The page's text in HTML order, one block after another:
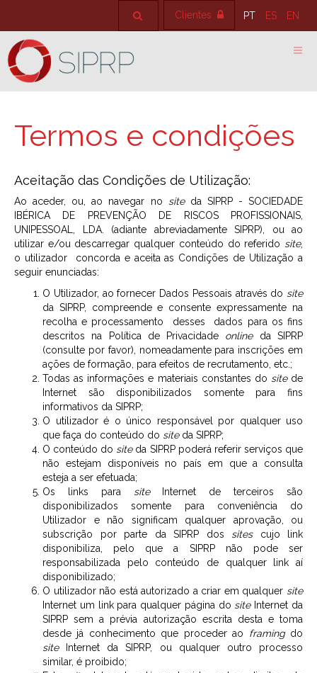
PT ES EN
Clientes
Termos e condições
Aceitação das Condições de Utilização:
Ao aceder, ou, ao navegar no siteda SIPRP - SOCIEDADE
IBÉRICA DE PREVENÇÃO DE RISCOS PROFISSIONAIS,
UNIPESSOAL, LDA. (adiante abreviadamente SIPRP), ou ao
utilizar e/ou descarregar qualquer conteúdo do referido site,
o utilizador concorda e aceita as Condições de Utilização a
seguir enunciadas:
O Utilizador, ao fornecer Dados Pessoais através do site
da SIPRP, compreende e consente expressamente na
recolha e processamento desses dados para os fins
descritos na Política de Privacidade onlineda SIPRP
(consulte por favor), nomeadamente para inscrições em
ações de formação, para efeitos de recrutamento, etc.;
Todas as informações e materiais constantes do sitede
Internet são disponibilizados somente para fins
informativos da SIPRP;
O utilizador é o único responsável por qualquer uso
que faça do conteúdo do siteda SIPRP;
O conteúdo do siteda SIPRP poderá referir serviços que
não estejam disponíveis no país em que a consulta
esteja a ser efetuada;
Os links para siteInternet de terceiros são
disponibilizados somente para conveniência do
Utilizador e não significam qualquer aprovação, ou
subscrição por parte da SIPRP dos sitescujo link
disponibiliza, pelo que a SIPRP não pode ser
responsabilizada pelo conteúdo de qualquer link aí
disponibilizado;
O utilizador não está autorizado a criar em qualquer site
Internet um link para qualquer página do siteInternet da
SIPRP sem a prévia autorização escrita desta e toma
desde já conhecimento que proceder ao framingdo
siteInternet da SIPRP, ou qualquer outro processo
similar, é proibido;